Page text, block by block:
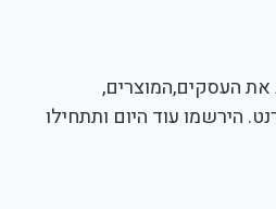
את העסקים,המוצרים,
הירשמו עוד היום ותתחילו